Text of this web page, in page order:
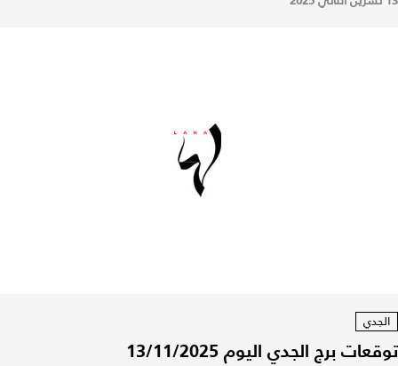
الجدي
توقعات برج الجدي اليوم 13/11/2025